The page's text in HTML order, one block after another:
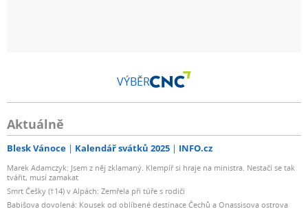
VÝBĚR
Aktuálně
Blesk Vánoce Kalendář svátků 2025 INFO.cz
Marek Adamczyk: Jsem z něj zklamaný. Klempíř si hraje na ministra. Nestačí se tak
tvářit, musí zamakat
Smrt Češky (†14) v Alpách: Zemřela při túře s rodiči
Babišova dovolená: Kousek od oblíbené destinace Čechů a Onassisova ostrova